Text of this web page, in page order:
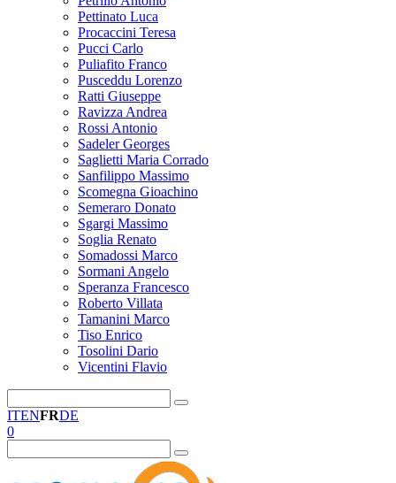
Pettinato Luca
Procaccini Teresa
Pucci Carlo
Puliafito Franco
Pusceddu Lorenzo
Ratti Giuseppe
Ravizza Andrea
Rossi Antonio
Sadeler Georges
Saglietti Maria Corrado
Sanfilippo Massimo
Scomegna Gioachino
Semeraro Donato
Sgargi Massimo
Soglia Renato
Somadossi Marco
Sormani Angelo
Speranza Francesco
Roberto Villata
Tamanini Marco
Tiso Enrico
Tosolini Dario
Vicentini Flavio
ITENFRDE
0